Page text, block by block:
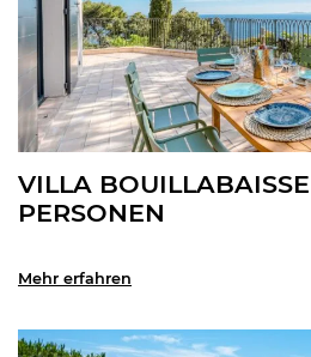
VILLA BOUILLABAISSE
PERSONEN
Mehr erfahren